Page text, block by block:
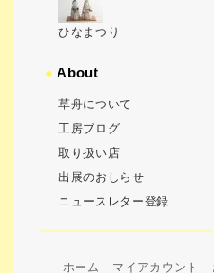
ひなまつり
●About
草舟について
工房ブログ
取り扱い店
出展のおしらせ
ニュースレター登録
ホーム マイアカウント